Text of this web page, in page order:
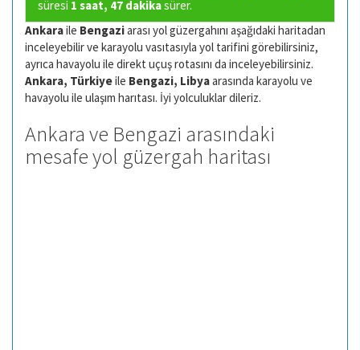
süresi 1 saat, 47 dakikasürer.
Ankaraile Bengaziarası yol güzergahını aşağıdaki haritadan
inceleyebilir ve karayolu vasıtasıyla yol tarifini görebilirsiniz,
ayrıca havayolu ile direkt uçuş rotasını da inceleyebilirsiniz.
Ankara, Türkiyeile Bengazi, Libyaarasında karayolu ve
havayolu ile ulaşım harıtası. İyi yolculuklar dileriz.
Ankara ve Bengazi arasındaki
mesafe yol güzergah haritası